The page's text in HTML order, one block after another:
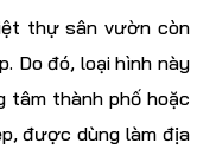
thự sân vườn còn
Do đó, loại hình này
tâm thành phố hoặc
được dùng làm địa